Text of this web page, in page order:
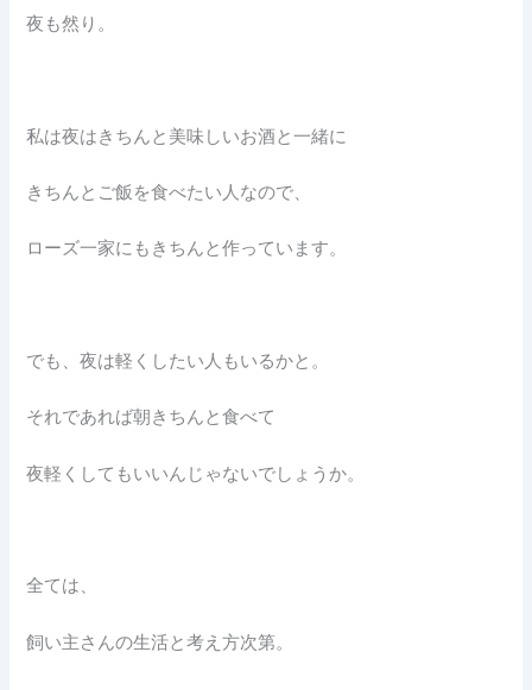
夜も然り。
私は夜はきちんと美味しいお酒と一緒に
きちんとご飯を食べたい人なので、
ローズ一家にもきちんと作っています。
でも、夜は軽くしたい人もいるかと。
それであれば朝きちんと食べて
夜軽くしてもいいんじゃないでしょうか。
全ては、
飼い主さんの生活と考え方次第。